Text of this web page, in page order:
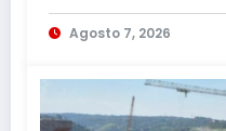
Agosto 7, 2026